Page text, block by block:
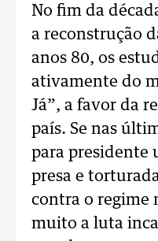
No fim da
a reconstrução
anos 80, os
ativamente do
Já”, a favor da
país. Se nas
para presidente
presa e
contra o regime
muito a luta